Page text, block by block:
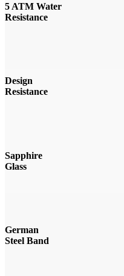
5 ATM Water
Resistance
Design
Resistance
Sapphire
Glass
German
Steel Band